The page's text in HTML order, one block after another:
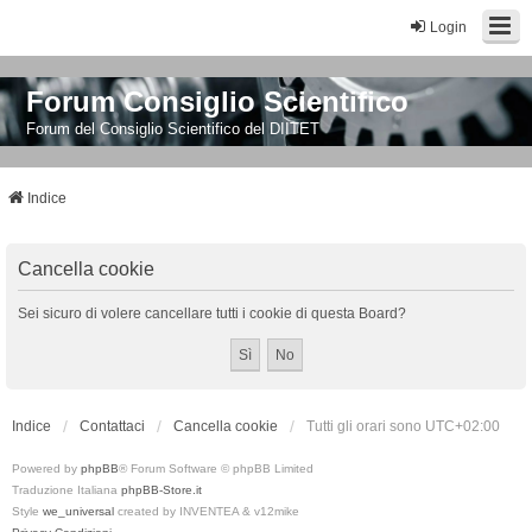
Login
Forum Consiglio Scientifico
Forum del Consiglio Scientifico del DIITET
Indice
Cancella cookie
Sei sicuro di volere cancellare tutti i cookie di questa Board?
Indice Contattaci Cancella cookie Tutti gli orari sono UTC+02:00
Powered by phpBB® Forum Software © phpBB Limited
Traduzione Italiana phpBB-Store.it
Style we_universal created by INVENTEA & v12mike